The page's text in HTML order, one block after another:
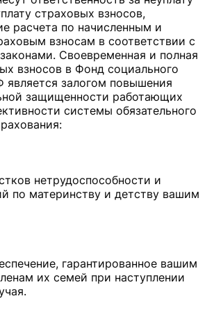
страховых взносов,
расчета по начисленным и
взносам в соответствии с
Свое­временная и полная
взносов в Фонд социального
является залогом повышения
защищенности работающих
системы обязательного
нетрудоспособности и
по материнству и детству вашим
гарантированное вашим
их семей при наступлении